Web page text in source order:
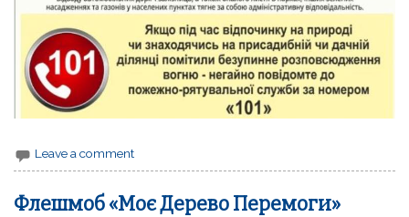
Leave a comment
Флешмоб «Моє Дерево Перемоги»